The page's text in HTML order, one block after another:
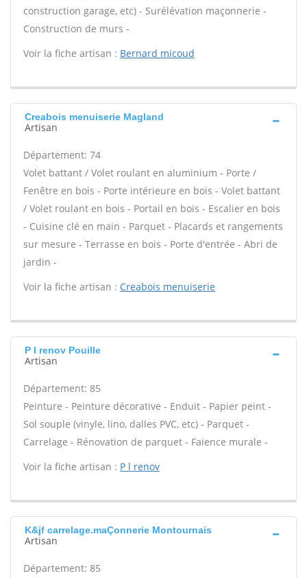
construction garage, etc) - Surélévation maçonnerie -
Construction de murs -
Voir la fiche artisan : Bernard micoud
Creabois menuiserie Magland
Artisan
Département: 74
Volet battant / Volet roulant en aluminium - Porte /
Fenêtre en bois - Porte intérieure en bois - Volet battant
/ Volet roulant en bois - Portail en bois - Escalier en bois
- Cuisine clé en main - Parquet - Placards et rangements
sur mesure - Terrasse en bois - Porte d'entrée - Abri de
jardin -
Voir la fiche artisan : Creabois menuiserie
P l renov Pouille
Artisan
Département: 85
Peinture - Peinture décorative - Enduit - Papier peint -
Sol souple (vinyle, lino, dalles PVC, etc) - Parquet -
Carrelage - Rénovation de parquet - Faïence murale -
Voir la fiche artisan : P l renov
K&jf carrelage.maÇonnerie Montournais
Artisan
Département: 85